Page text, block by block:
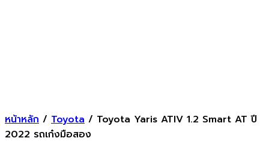
หน้าหลัก / Toyota / Toyota Yaris ATIV 1.2 Smart AT ปี
2022 รถเก๋งมือสอง